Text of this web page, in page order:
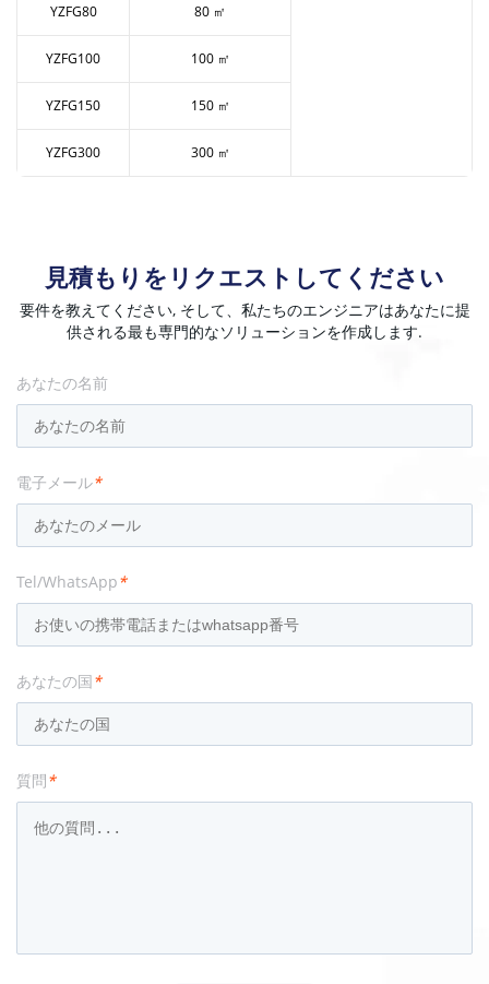
YZFG80 80 ㎡
YZFG100 100 ㎡
YZFG150 150 ㎡
YZFG300 300 ㎡
見積もりをリクエストしてください
要件を教えてください, そして、私たちのエンジニアはあなたに提
供される最も専門的なソリューションを作成します.
あなたの名前
電子メール*
Tel/WhatsApp*
あなたの国*
質問*